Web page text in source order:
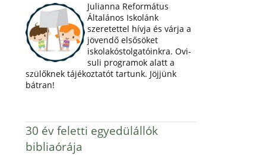
Julianna Református
Általános Iskolánk
szeretettel hívja és várja a
jövendő elsősöket
iskolakóstolgatóinkra. Ovi-
suli programok alatt a
szülőknek tájékoztatót tartunk. Jöjjünk
bátran!
30 év feletti egyedülállók
bibliaórája